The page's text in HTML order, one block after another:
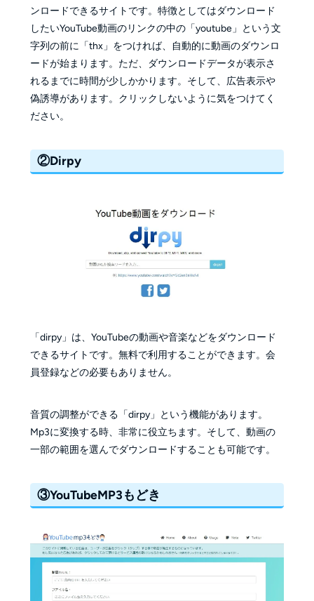
ンロードできるサイトです。特徴としてはダウンロード
したいYouTube動画のリンクの中の「youtube」という文
字列の前に「thx」をつければ、自動的に動画のダウンロ
ードが始まります。ただ、ダウンロードデータが表示さ
れるまでに時間が少しかかります。そして、広告表示や
偽誘導があります。クリックしないように気をつけてく
ださい。
②Dirpy
「dirpy」は、YouTubeの動画や音楽などをダウンロード
できるサイトです。無料で利用することができます。会
員登録などの必要もありません。
音質の調整ができる「dirpy」という機能があります。
Mp3に変換する時、非常に役立ちます。そして、動画の
一部の範囲を選んでダウンロードすることも可能です。
③YouTubeMP3もどき